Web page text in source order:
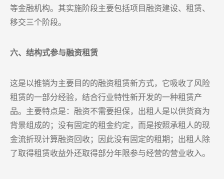
等金融机构。其实施阶段主要包括项目融资建设、租赁、
移交三个阶段。
六、结构式参与融资租赁
这是以推销为主要目的的融资租赁新方式，它吸收了风险
租赁的一部分经验，结合行业特性新开发的一种租赁产
品。主要特点是：融资不需要担保，出租人是以供货商为
背景组成的；没有固定的租金约定，而是按照承租人的现
金流折现计算融资回收；因此没有固定的租期；出租人除
了取得租赁收益外还取得部分年限参与经营的营业收入。